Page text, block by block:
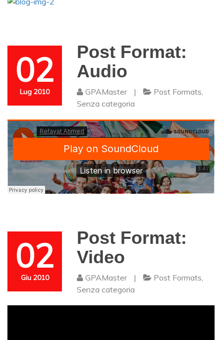
02
Lug 2010
Post Format:
Audio
GPAMaster | Post Formats
Senza categoria
02
Giu 2010
Post Format:
Video
GPAMaster | Post Formats
Senza categoria